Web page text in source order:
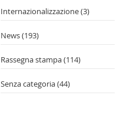
Internazionalizzazione(3)
News(193)
Rassegna stampa(114)
Senza categoria(44)